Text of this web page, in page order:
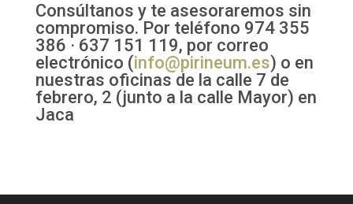
Consúltanos y te asesoraremos sin
compromiso. Por teléfono 974 355
386 · 637 151 119, por correo
electrónico (info@pirineum.es) o en
nuestras oficinas de la calle 7 de
febrero, 2 (junto a la calle Mayor) en
Jaca